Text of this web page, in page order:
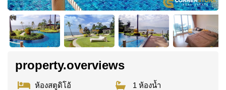
property.overviews
ห้องสตูดิโอ้
1 ห้องน้ำ